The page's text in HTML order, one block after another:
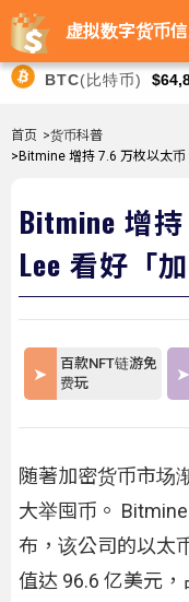
虚拟数字货币
BTC(比特币)
首页 >货币科普
>Bitmine 增持 7.6 万枚以太
Bitmine 增
Lee 看好「
百款NFT链游免
费玩
随著加密货币市场
大举囤币。
布，该公司的以太
值达 96.6 亿美元